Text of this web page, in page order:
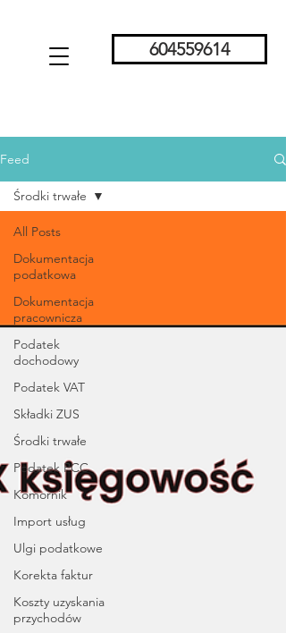
604559614
Feed
All Posts
Dokumentacja
podatkowa
Dokumentacja
pracownicza
Podatek
dochodowy
Podatek VAT
Składki ZUS
Środki trwałe
Podatek PCC
Komornik
Import usług
Ulgi podatkowe
Korekta faktur
Koszty uzyskania
przychodów
Środki trwałe